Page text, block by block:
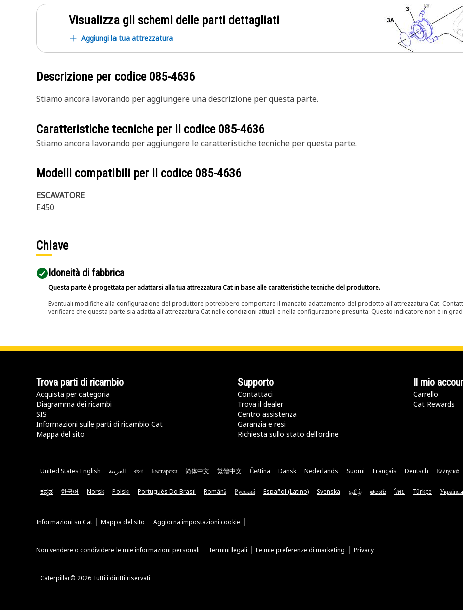
Visualizza gli schemi delle parti dettagliati
Aggiungi la tua attrezzatura
Descrizione per codice 085-4636
Stiamo ancora lavorando per aggiungere una descrizione per questa parte.
Caratteristiche tecniche per il codice 085-4636
Stiamo ancora lavorando per aggiungere le caratteristiche tecniche per questa parte.
Modelli compatibili per il codice 085-4636
ESCAVATORE
E450
Chiave
Idoneità di fabbrica
Questa parte è progettata per adattarsi alla tua attrezzatura Cat in base alle caratteristiche tecniche del produttore.
Eventuali modifiche alla configurazione del produttore potrebbero comportare il mancato adattamento del prodotto all'attrezzatura Cat.
verificare che questa parte sia adatta all'attrezzatura Cat nelle condizioni attuali e nella configurazione presunta. Questo indicatore non è in
Trova parti di ricambio
Acquista per categoria
Diagramma dei ricambi
SIS
Informazioni sulle parti di ricambio Cat
Mappa del sito
Supporto
Contattaci
Trova il dealer
Centro assistenza
Garanzia e resi
Richiesta sullo stato dell'ordine
Il mio
Carrello
Cat Rewards
United States English العربية বাংলা Български 简体中文 繁體中文 Čeština Dansk Nederlands Suomi Français Deutsch Ελληνικά
ಕನ್ನಡ 한국어 Norsk Polski Português Do Brasil Română Русский Español (Latino) Svenska தமிழ் తెలుగు ไทย Türkçe
Informazioni su Cat Mappa del sito Aggiorna impostazioni cookie
Non vendere o condividere le mie informazioni personali Termini legali Le mie preferenze di marketing Privacy
Caterpillar© 2026 Tutti i diritti riservati